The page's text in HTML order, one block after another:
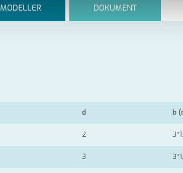
MODELLER DOKUMENT
d b
2
3